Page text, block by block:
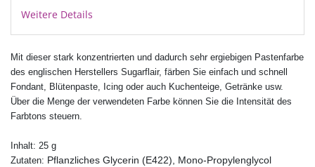
Weitere Details
Mit dieser stark konzentrierten und dadurch sehr ergiebigen Pastenfarbe
des englischen Herstellers Sugarflair, färben Sie einfach und schnell
Fondant, Blütenpaste, Icing oder auch Kuchenteige, Getränke usw.
Über die Menge der verwendeten Farbe können Sie die Intensität des
Farbtons steuern.
Inhalt: 25 g
Zutaten: Pflanzliches Glycerin (E422), Mono-Propylenglycol